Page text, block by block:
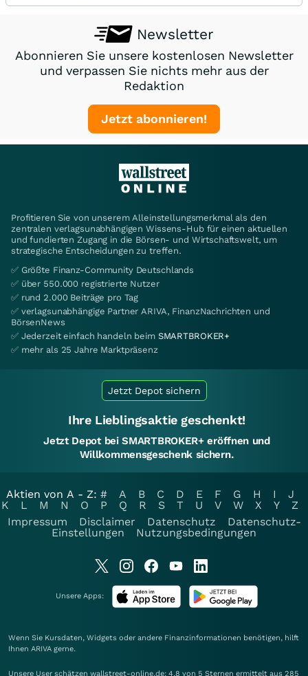
Newsletter
Abonnieren Sie unsere kostenlosen Newsletter
und verpassen Sie nichts mehr aus der
Redaktion
Jetzt abonnieren!
Profitieren Sie von unserem Alleinstellungsmerkmal als den
zentralen verlagsunabhängigen Wissens-Hub für einen aktuellen
und fundierten Zugang in die Börsen- und Wirtschaftswelt, um
strategische Entscheidungen zu treffen.
✅ Größte Finanz-Community Deutschlands
✅ über 550.000 registrierte Nutzer
✅ rund 2.000 Beiträge pro Tag
✅ verlagsunabhängige Partner ARIVA, FinanzNachrichten und
BörsenNews
✅ Jederzeit einfach handeln beim SMARTBROKER+
✅ mehr als 25 Jahre Marktpräsenz
Jetzt Depot sichern
Ihre Lieblingsaktie geschenkt!
Jetzt Depot bei SMARTBROKER+ eröffnen und
Willkommensgeschenk sichern.
Aktien von A - Z: # A B C D E F G H I
J
K
L M N O P Q R S T U V W X Y
Z
Impressum
Disclaimer Datenschutz
Datenschutz-
Einstellungen
Nutzungsbedingungen
Unsere Apps:
Wenn Sie Kursdaten, Widgets oder andere Finanzinformationen benötigen, hilft
Ihnen ARIVA gerne.
Unsere User schätzen wallstreet-online.de: 4.8 von 5 Sternen ermittelt aus 285